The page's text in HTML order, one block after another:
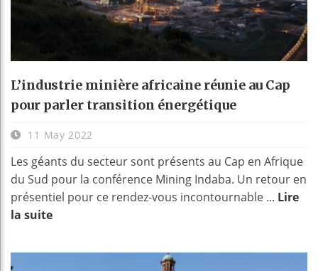
L’industrie minière africaine réunie au Cap
pour parler transition énergétique
11 May 2022
Les géants du secteur sont présents au Cap en Afrique
du Sud pour la conférence Mining Indaba. Un retour en
présentiel pour ce rendez-vous incontournable ... Lire
la suite